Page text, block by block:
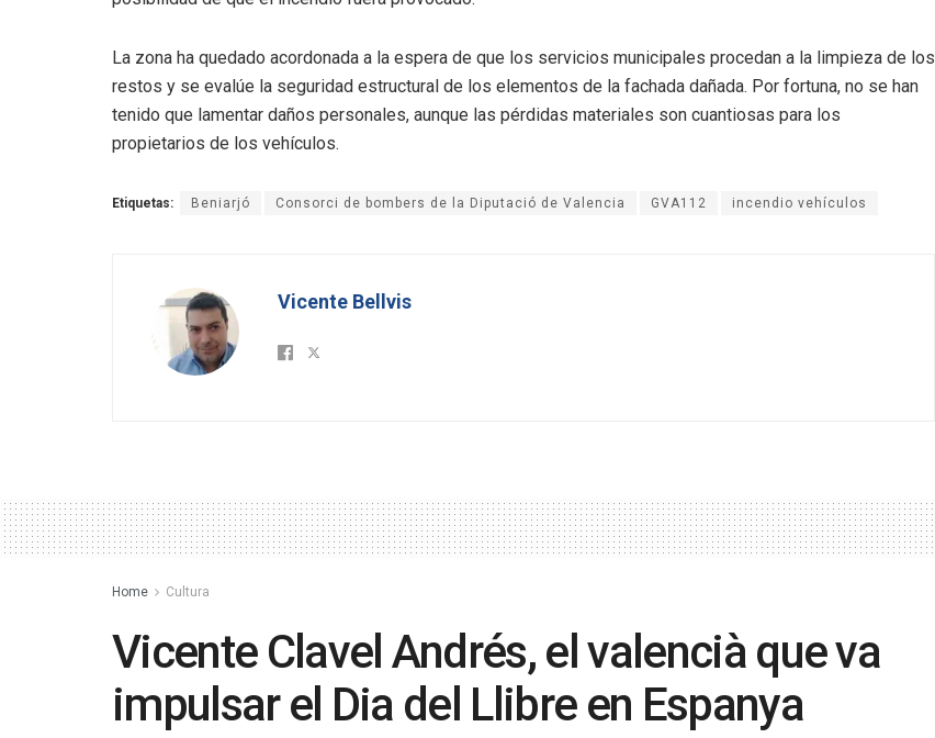
La zona ha quedado acordonada a la espera de que los servicios municipales procedan a la limpieza de los
restos y se evalúe la seguridad estructural de los elementos de la fachada dañada. Por fortuna, no se han
tenido que lamentar daños personales, aunque las pérdidas materiales son cuantiosas para los
propietarios de los vehículos.
Etiquetas: Beniarjó Consorci de bombers de la Diputació de Valencia GVA112 incendio vehículos
Vicente Bellvis
Home Cultura
Vicente Clavel Andrés, el valencià que va
impulsar el Dia del Llibre en Espanya